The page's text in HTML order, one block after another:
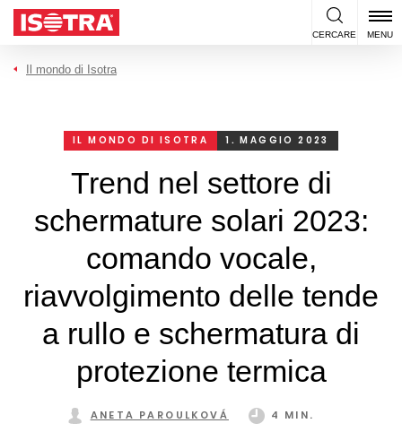
Vai al contenuto
CERCARE MENU
Il mondo di Isotra
IL MONDO DI ISOTRA 1. MAGGIO 2023
Trend nel settore di
schermature solari 2023:
comando vocale,
riavvolgimento delle tende
a rullo e schermatura di
protezione termica
ANETA PAROULKOVÁ
4 MIN.